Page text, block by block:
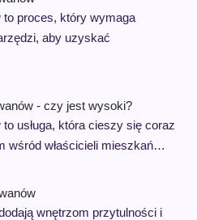
to proces, który wymaga
aby uzyskać
- czy jest wysoki?
usługa, która cieszy się coraz
wśród właścicieli mieszkań…
wnętrzom przytulności i